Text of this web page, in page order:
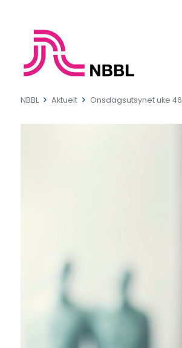
NBBL Aktuelt Onsdagsutsynet uke 46